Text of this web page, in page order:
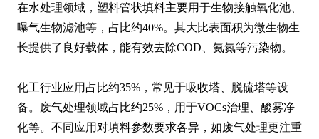
在水处理领域， 塑料管状填料主要用于生物接触氧化池、
曝气生物滤池等，占比约40%。其大比表面积为微生物生
长提供了良好载体，能有效去除COD、氨氮等污染物。
化工行业应用占比约35%，常见于吸收塔、脱硫塔等设
备。废气处理领域占比约25%，用于VOCs治理、酸雾净
化等。不同应用对填料参数要求各异，如废气处理更注重